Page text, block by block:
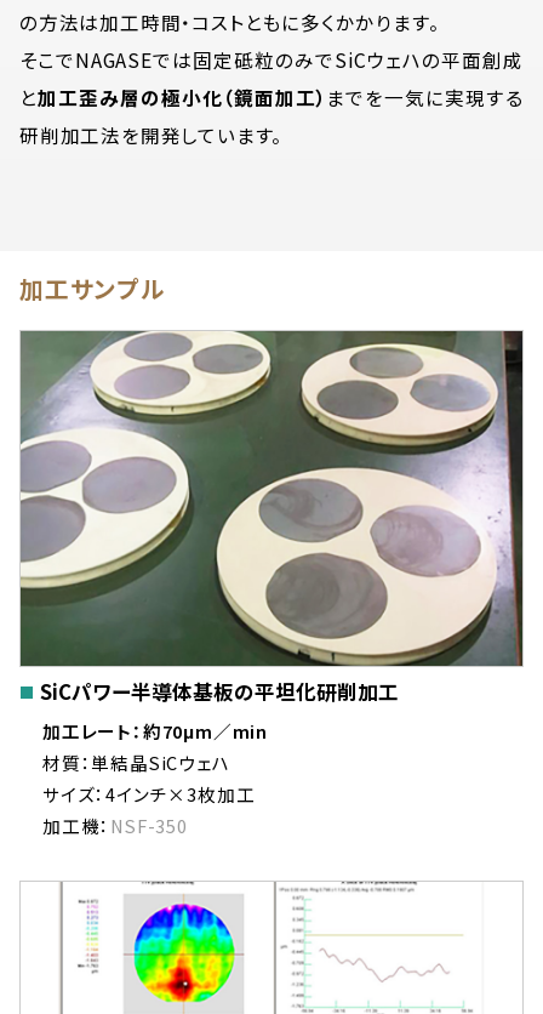
の方法は加工時間・コストともに多くかかります。
そこでNAGASEでは固定砥粒のみでSiCウェハの平面創成
と加工歪み層の極小化（鏡面加工） までを一気に実現する
研削加工法を開発しています。
加工サンプル
SiCパワー半導体基板の平坦化研削加工
加工レート：約70μm／min
材質：単結晶SiCウェハ
サイズ：4インチ×3枚加工
加工機： NSF-350